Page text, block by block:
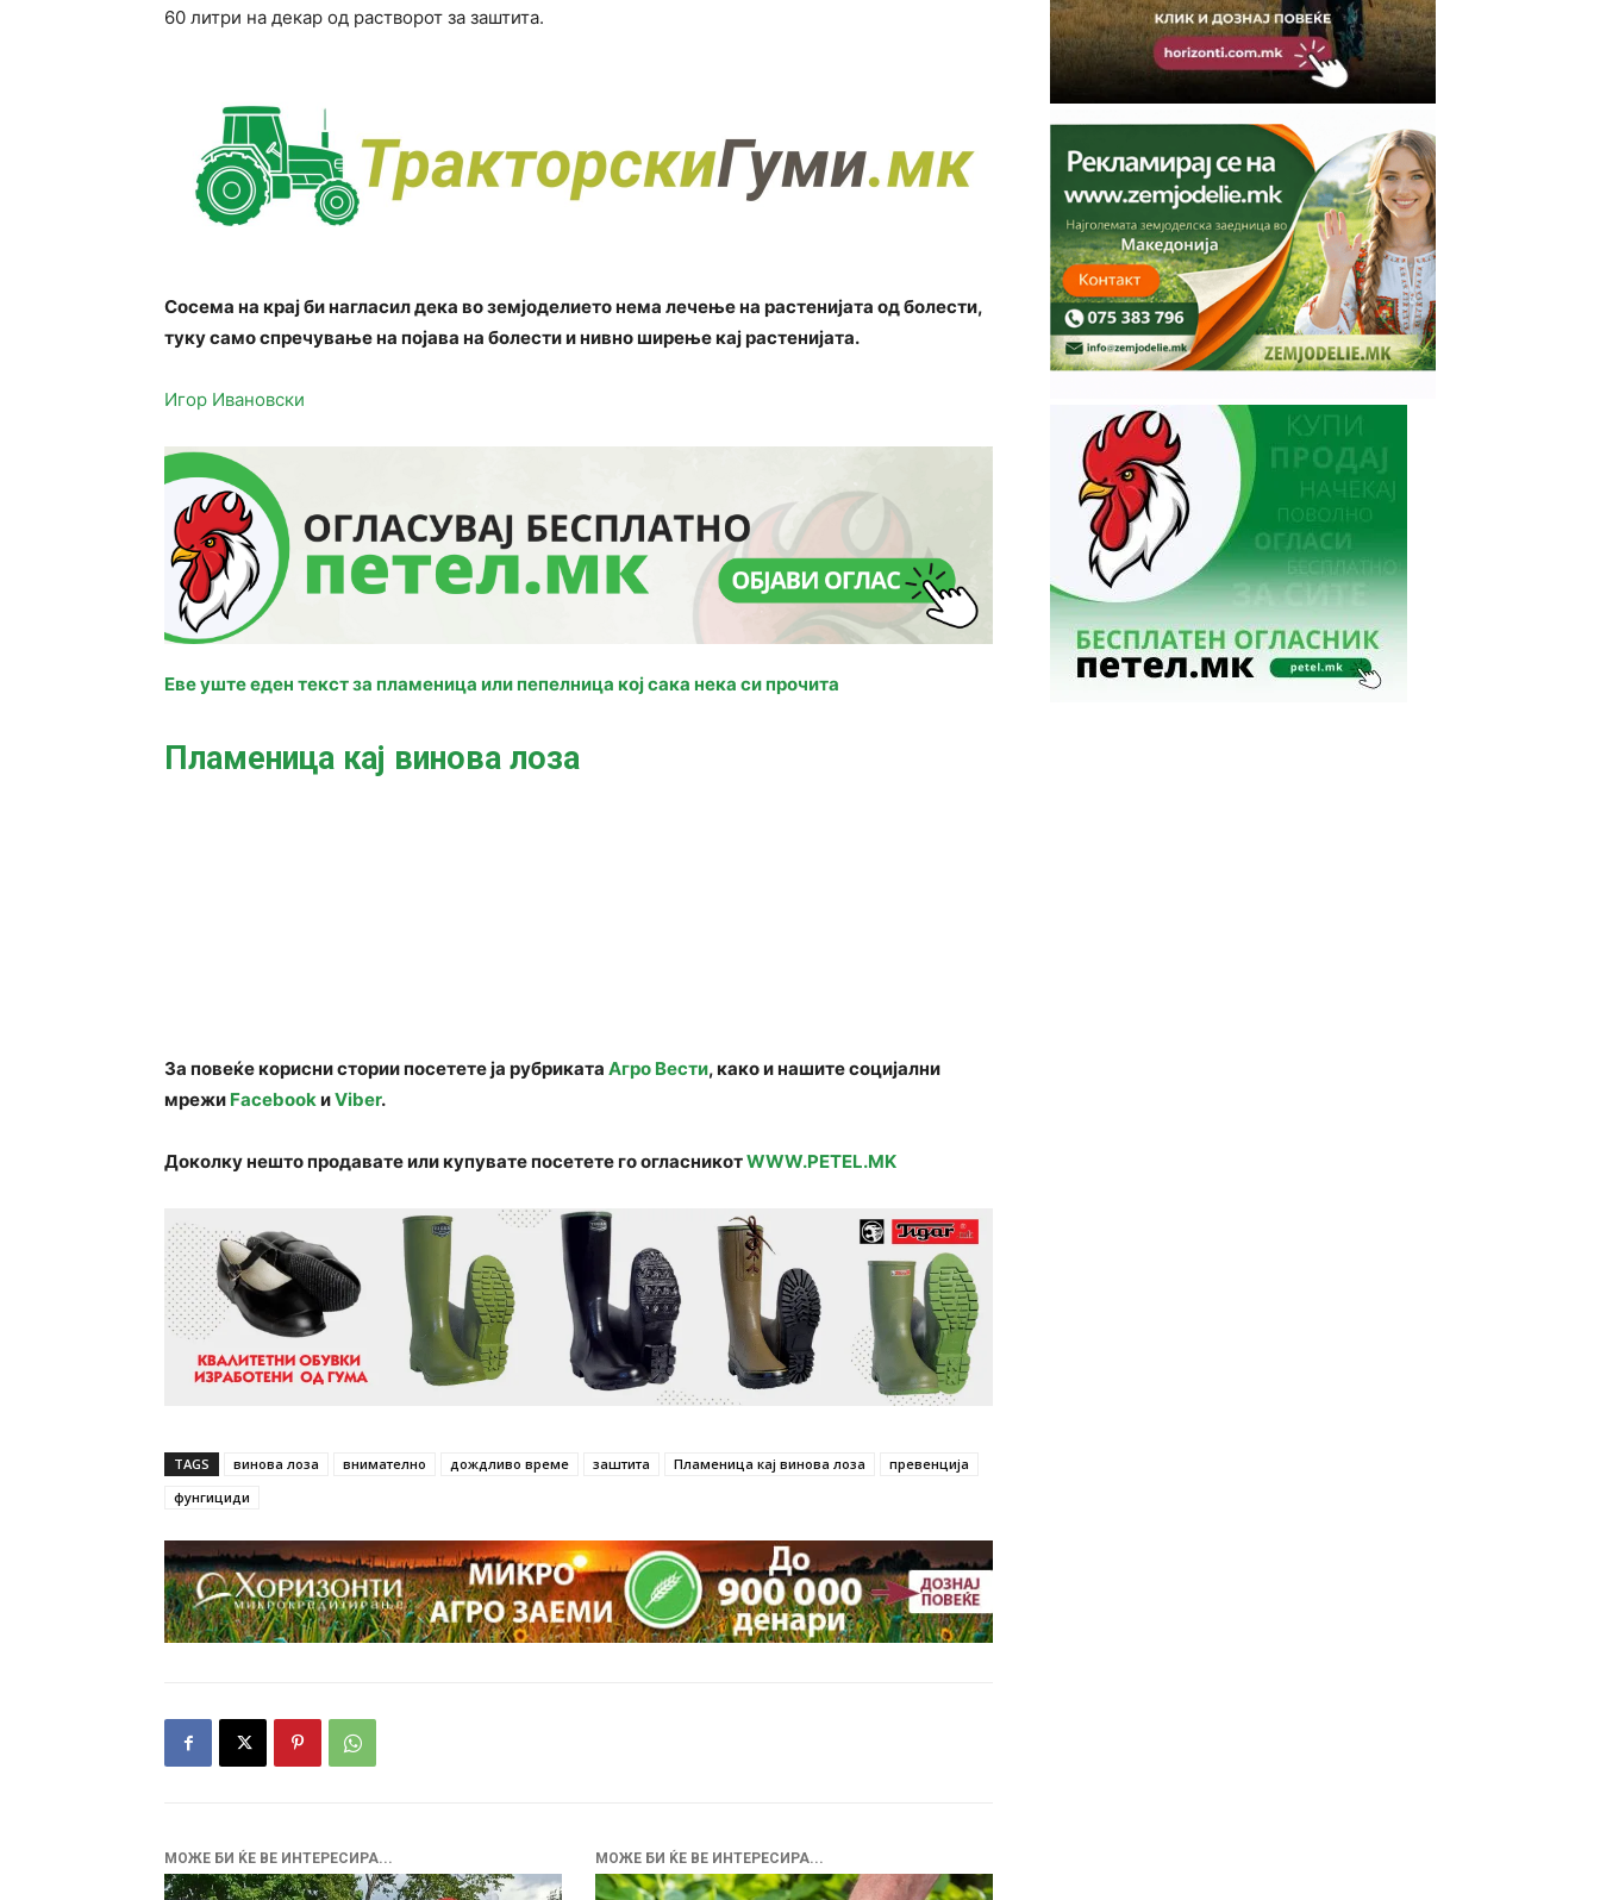
60 литри на декар од растворот за заштита.
Сосема на крај би нагласил дека во земјоделието нема лечење на растенијата од болести,
туку само спречување на појава на болести и нивно ширење кај растенијата.
Игор Ивановски
Еве уште еден текст за пламеница или пепелница кој сака нека си прочита
Пламеница кај винова лоза
За повеќе корисни стории посетете ја рубриката Агро Вести, како и нашите социјални
мрежи FacebookиViber.
Доколку нешто продавате или купувате посетете го огласникотWWW.PETEL.MK
TAGS винова лоза внимателно дождливо време заштита Пламеница кај винова лоза
превенција
фунгициди
МОЖЕ БИ ЌЕ ВЕ ИНТЕРЕСИРА... МОЖЕ БИ ЌЕ ВЕ ИНТЕРЕСИРА...